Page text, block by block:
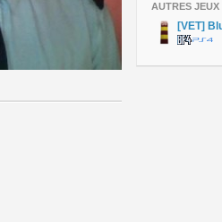
AUTRES JEUX
[VET]